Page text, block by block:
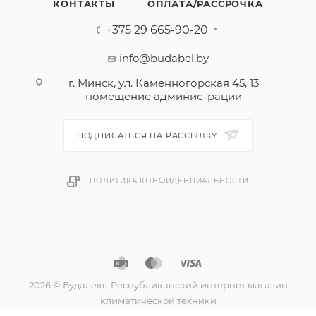
КОНТАКТЫ ОПЛАТА/РАССРОЧКА
+375 29 665-90-20
info@budabel.by
г. Минск, ул. Каменногорская 45, 13
помещение администрации
ПОДПИСАТЬСЯ НА РАССЫЛКУ
ПОЛИТИКА КОНФИДЕНЦИАЛЬНОСТИ
2026 © Будалекс-Республиканский интернет магазин
климатической техники